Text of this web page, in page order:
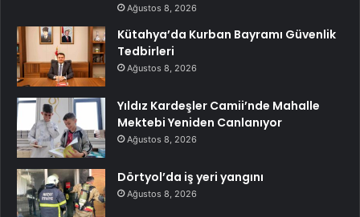
Ağustos 8, 2026
Kütahya’da Kurban Bayramı Güvenlik
Tedbirleri
Ağustos 8, 2026
Yıldız Kardeşler Camii’nde Mahalle
Mektebi Yeniden Canlanıyor
Ağustos 8, 2026
Dörtyol’da iş yeri yangını
Ağustos 8, 2026